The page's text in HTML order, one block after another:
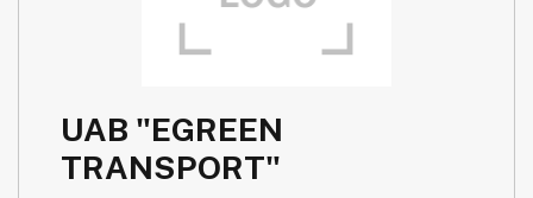
UAB "EGREEN
TRANSPORT"